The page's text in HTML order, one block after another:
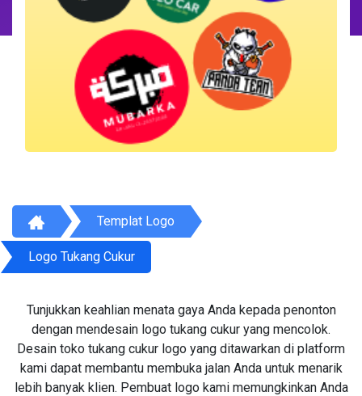
Templat Logo
Logo Tukang Cukur
Tunjukkan keahlian menata gaya Anda kepada penonton
dengan mendesain logo tukang cukur yang mencolok.
Desain toko tukang cukur logo yang ditawarkan di platform
kami dapat membantu membuka jalan Anda untuk menarik
lebih banyak klien. Pembuat logo kami memungkinkan Anda